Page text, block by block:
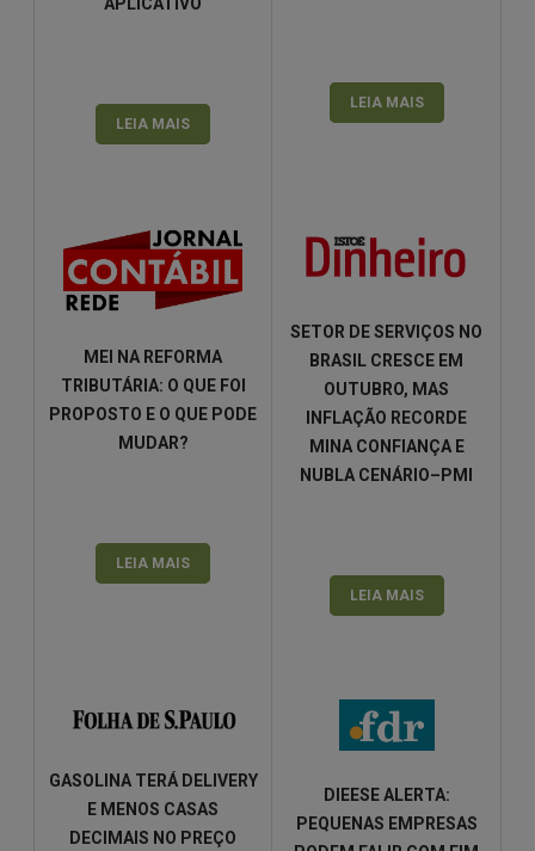
APLICATIVO
LEIA MAIS
LEIA MAIS
MEI NA REFORMA
TRIBUTÁRIA: O QUE FOI
PROPOSTO E O QUE PODE
MUDAR?
LEIA MAIS
SETOR DE SERVIÇOS NO
BRASIL CRESCE EM
OUTUBRO, MAS
INFLAÇÃO RECORDE
MINA CONFIANÇA E
NUBLA CENÁRIO–PMI
LEIA MAIS
GASOLINA TERÁ DELIVERY
E MENOS CASAS
DECIMAIS NO PREÇO
DIEESE ALERTA:
PEQUENAS EMPRESAS